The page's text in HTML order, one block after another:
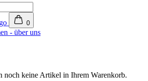
0
noch keine Artikel in Ihrem Warenkorb.